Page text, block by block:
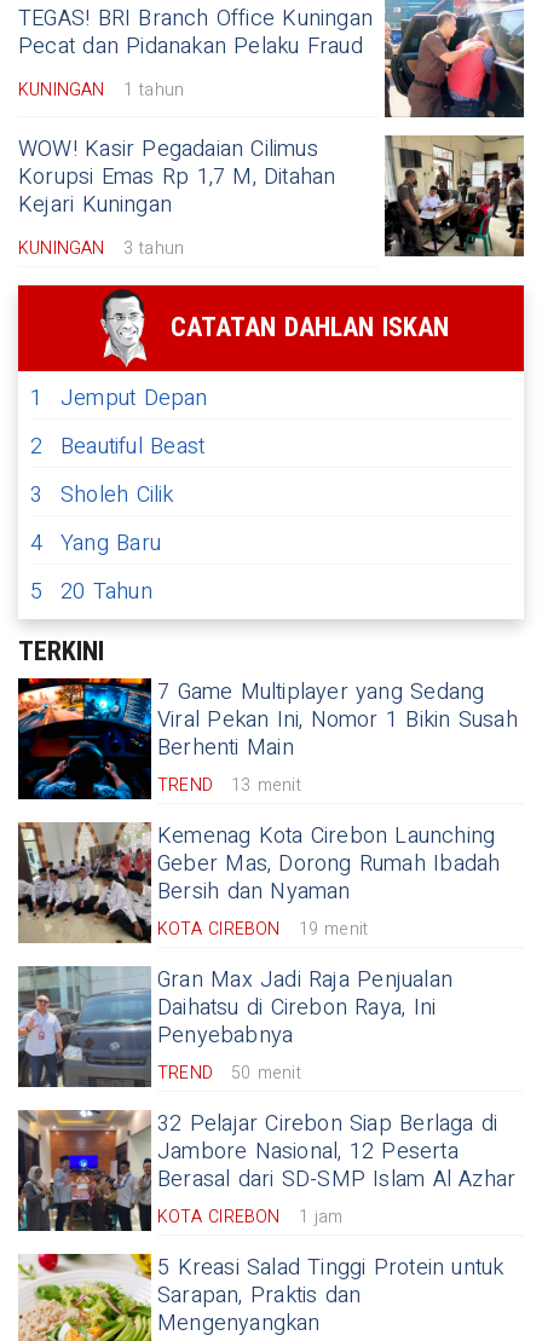
TEGAS! BRI Branch Office Kuningan
Pecat dan Pidanakan Pelaku Fraud
KUNINGAN 1 tahun
WOW! Kasir Pegadaian Cilimus
Korupsi Emas Rp 1,7 M, Ditahan
Kejari Kuningan
KUNINGAN 3 tahun
CATATAN DAHLAN ISKAN
1
Jemput Depan
2
Beautiful Beast
3
Sholeh Cilik
4 Yang Baru
5 20 Tahun
TERKINI
7 Game Multiplayer yang Sedang
Viral Pekan Ini, Nomor 1 Bikin Susah
Berhenti Main
TREND 13 menit
Kemenag Kota Cirebon Launching
Geber Mas, Dorong Rumah Ibadah
Bersih dan Nyaman
KOTA CIREBON 19 menit
Gran Max Jadi Raja Penjualan
Daihatsu di Cirebon Raya, Ini
Penyebabnya
TREND 50 menit
32 Pelajar Cirebon Siap Berlaga di
Jambore Nasional, 12 Peserta
Berasal dari SD-SMP Islam Al Azhar
KOTA CIREBON 1 jam
5 Kreasi Salad Tinggi Protein untuk
Sarapan, Praktis dan
Mengenyangkan